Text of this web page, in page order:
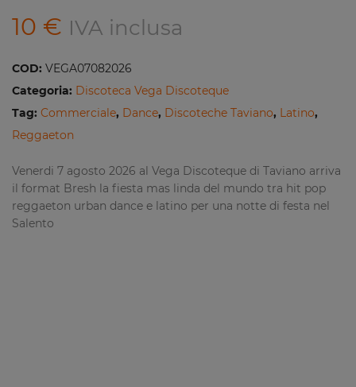
10 € IVA inclusa
COD: VEGA07082026
Categoria: Discoteca Vega Discoteque
Tag: Commerciale, Dance, Discoteche Taviano, Latino,
Reggaeton
Venerdi 7 agosto 2026 al Vega Discoteque di Taviano arriva
il format Bresh la fiesta mas linda del mundo tra hit pop
reggaeton urban dance e latino per una notte di festa nel
Salento